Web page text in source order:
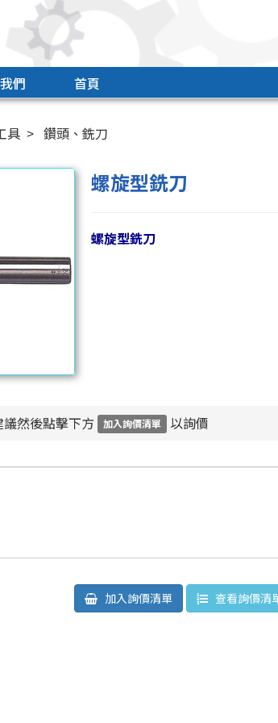
們 首頁
具 鑽頭、銑刀
螺旋型銑刀
螺旋型銑刀
然後點擊下方 加入詢價清單 以詢價
加入詢價清單 查看詢價清